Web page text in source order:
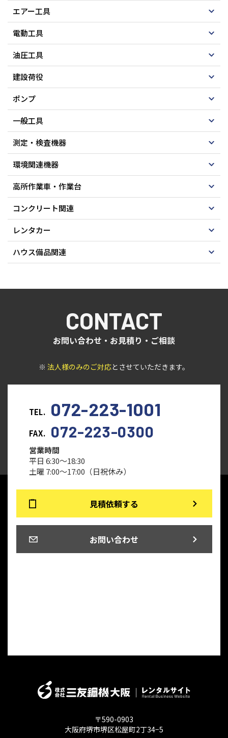
エアー工具
電動工具
油圧工具
建設荷役
ポンプ
一般工具
測定・検査機器
環境関連機器
高所作業車・作業台
コンクリート関連
レンタカー
ハウス備品関連
CONTACT
お問い合わせ・お見積り・ご相談
※ 法人様のみのご対応とさせていただきます。
TEL. 072-223-1001
FAX. 072-223-0300
営業時間
平日 6:30～18:30
土曜 7:00～17:00（日祝休み）
見積依頼する
お問い合わせ
〒590-0903
大阪府堺市堺区松屋町2丁34−5